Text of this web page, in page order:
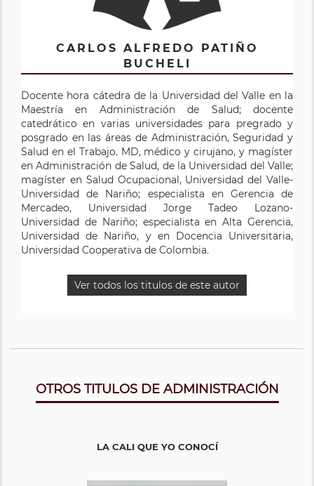
CARLOS ALFREDO PATIÑO
BUCHELI
Docente hora cátedra de la Universidad del Valle en la
Maestría en Administración de Salud; docente
catedrático en varias universidades para pregrado y
posgrado en las áreas de Administración, Seguridad y
Salud en el Trabajo. MD, médico y cirujano, y magíster
en Administración de Salud, de la Universidad del Valle;
magíster en Salud Ocupacional, Universidad del Valle-
Universidad de Nariño; especialista en Gerencia de
Mercadeo, Universidad Jorge Tadeo Lozano-
Universidad de Nariño; especialista en Alta Gerencia,
Universidad de Nariño, y en Docencia Universitaria,
Universidad Cooperativa de Colombia.
Ver todos los titulos de este autor
OTROS TITULOS DE ADMINISTRACIÓN
LA CALI QUE YO CONOCÍ